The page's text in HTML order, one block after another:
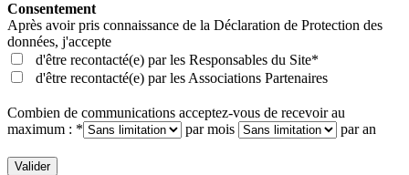
Consentement
Après avoir pris connaissance de la Déclaration de Protection des
données, j'accepte
d'être recontacté(e) par les Responsables du Site*
d'être recontacté(e) par les Associations Partenaires
Combien de communications acceptez-vous de recevoir au
maximum : *
par mois par an
Valider